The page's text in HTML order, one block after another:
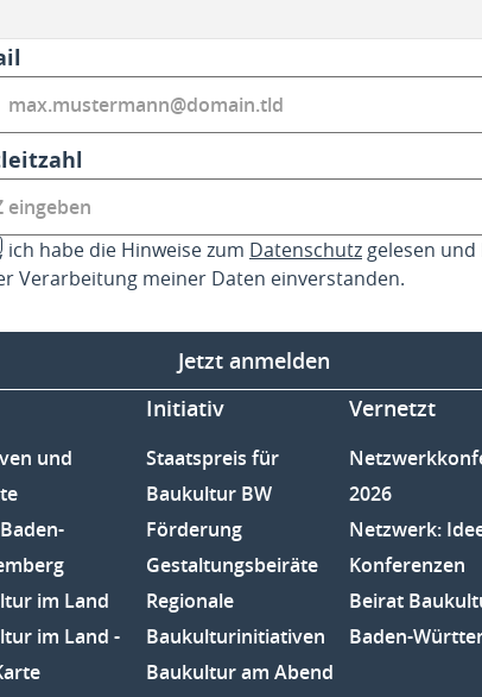
ich habe die Hinweise zum Datenschutz gelesen
Verarbeitung meiner Daten einverstanden.
Jetzt anmelden
und
im Land
im Land -
Initiativ
Staatspreis für
Baukultur BW
Förderung
Gestaltungsbeiräte
Regionale
Baukulturinitiativen
Baukultur am Abend
Vernetzt
2026
Netzwerk:
Konferenzen
Beirat
Baden-